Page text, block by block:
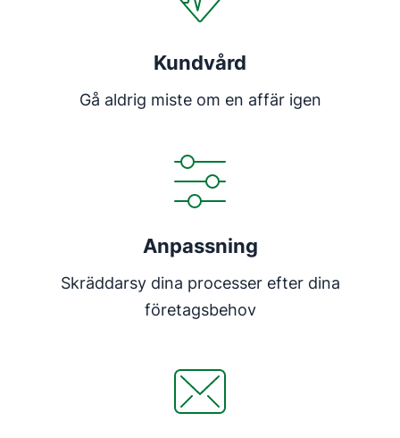
Kundvård
Gå aldrig miste om en affär igen
Anpassning
Skräddarsy dina processer efter dina
företagsbehov